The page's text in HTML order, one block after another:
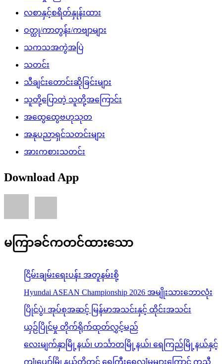
လစာနှင့်စရိတ်နှုန်းထား
ဝတ္ထု/ကာတွန်း/ကဗျာများ
သကသအကွဲအပြဲ
သတင်း
သီချင်းတောင်းဆိုခြင်းများ
သူတို့ပြောတဲ့ သူတို့အကြောင်း
အထွေထွေဗဟုသုတ
အနုပညာရှင်သတင်းများ
အားကစားသတင်း
Download App
မကြာခင်ကတင်ထားသော
ငြိမ်းချမ်းရေးပန်း အတူနမ်းစို့
Hyundai ASEAN Championship 2026 အမျိုးသားဘောလုံး
ပြိုင်ပွဲ၊ အုပ်စုအဆင့် မြန်မာအသင်းနှင့် ထိုင်းအသင်း
ယှဉ်ပြိုင်မှု တိုက်ရိုက်ထုတ်လွှင့်မည်
လေးမျက်နှာမြို့နယ်၊ ဟင်္သာတမြို့နယ်၊ ရေကြည်မြို့နယ်နှင့်
ကျုံပျော်မြို့နယ်တို့တွင် ရေကြီးရေလျှံမှုများကြောင့် ကူညီ